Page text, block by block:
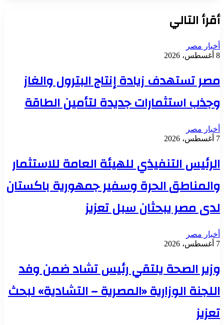
أقرأ التالي
أخبار مصر
8 أغسطس، 2026
مصر تستهدف زيادة إنتاج البترول والغاز
وجذب استثمارات جديدة لتأمين الطاقة
أخبار مصر
7 أغسطس، 2026
الرئيس التنفيذي للهيئة العامة للاستثمار
والمناطق الحرة وسفير جمهورية باكستان
لدى مصر يبحثان سبل تعزيز
أخبار مصر
7 أغسطس، 2026
وزير الصحة يلتقي رئيس تشاد ضمن وفد
اللجنة الوزارية «المصرية – التشادية» لبحث
تعزيز